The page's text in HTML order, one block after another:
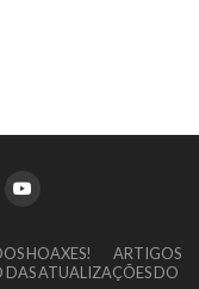
HOAXES!
ARTIGOS
DAS ATUALIZAÇÕES DO